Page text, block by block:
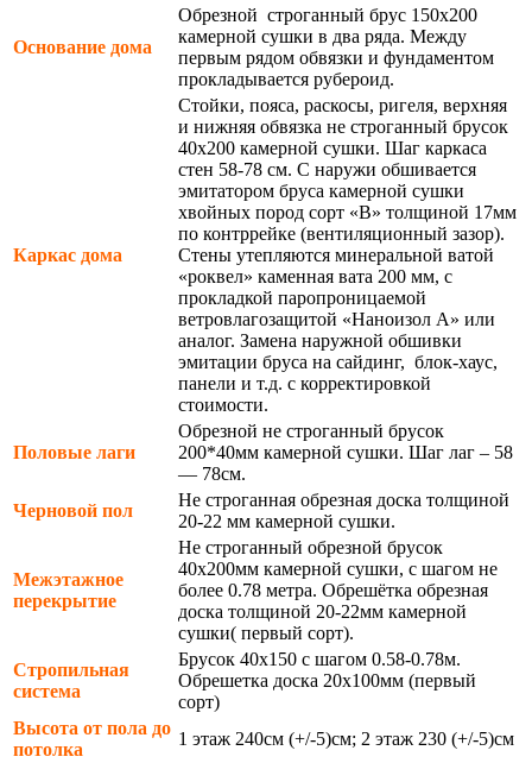
Основание дома
Обрезной строганный брус 150х200
камерной сушки в два ряда. Между
первым рядом обвязки и фундаментом
прокладывается рубероид.
Каркас дома
Стойки, пояса, раскосы, ригеля, верхняя
и нижняя обвязка не строганный брусок
40х200 камерной сушки. Шаг каркаса
стен 58-78 см. С наружи обшивается
эмитатором бруса камерной сушки
хвойных пород сорт «В» толщиной 17мм
по контррейке (вентиляционный зазор).
Стены утепляются минеральной ватой
«роквел» каменная вата 200 мм, с
прокладкой паропроницаемой
ветровлагозащитой «Наноизол А» или
аналог. Замена наружной обшивки
эмитации бруса на сайдинг, блок-хаус,
панели и т.д. с корректировкой
стоимости.
Половые лаги
Обрезной не строганный брусок
200*40мм камерной сушки. Шаг лаг – 58
— 78см.
Черновой пол
Не строганная обрезная доска толщиной
20-22 мм камерной сушки.
Межэтажное
перекрытие
Не строганный обрезной брусок
40х200мм камерной сушки, с шагом не
более 0.78 метра. Обрешётка обрезная
доска толщиной 20-22мм камерной
сушки( первый сорт).
Стропильная
система
Брусок 40х150 с шагом 0.58-0.78м.
Обрешетка доска 20х100мм (первый
сорт)
Высота от пола до
потолка
1 этаж 240см (+/-5)см; 2 этаж 230 (+/-5)см